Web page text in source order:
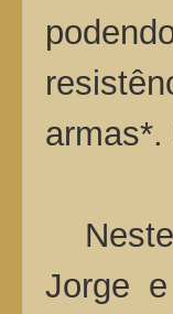
Neste
Jorge